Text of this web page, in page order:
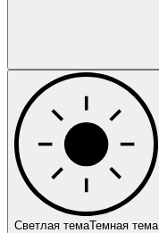
Светлая темаТемная тема